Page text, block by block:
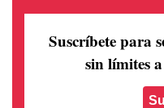
Suscríbete para
sin límites